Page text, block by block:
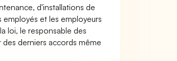
d'installations de
et les employeurs
loi, le responsable des
derniers accords même